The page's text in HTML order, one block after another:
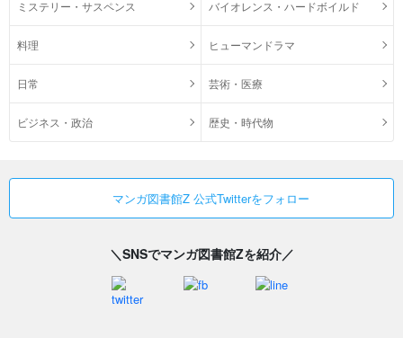
ミステリー・サスペンス バイオレンス・ハードボイルド
料理 ヒューマンドラマ
日常 芸術・医療
ビジネス・政治 歴史・時代物
マンガ図書館Z 公式Twitterをフォロー
＼SNSでマンガ図書館Zを紹介／